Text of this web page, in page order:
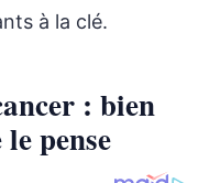
à la clé.
: bien
pense